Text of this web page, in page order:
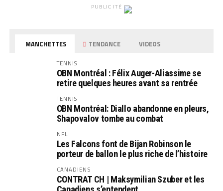
PUBLICITÉ
MANCHETTES TENDANCE VIDEOS
TENNIS
OBN Montréal : Félix Auger-Aliassime se
retire quelques heures avant sa rentrée
TENNIS
OBN Montréal: Diallo abandonne en pleurs,
Shapovalov tombe au combat
NFL
Les Falcons font de Bijan Robinson le
porteur de ballon le plus riche de l’histoire
CANADIENS
CONTRAT CH | Maksymilian Szuber et les